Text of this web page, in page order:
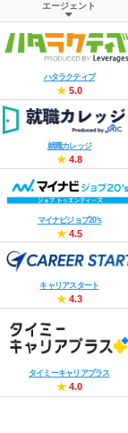
エージェント
ハタラクティブ
★5.0
就職カレッジ
★4.8
マイナビジョブ20's
★4.5
キャリアスタート
★4.3
タイミーキャリアプラス
★4.0